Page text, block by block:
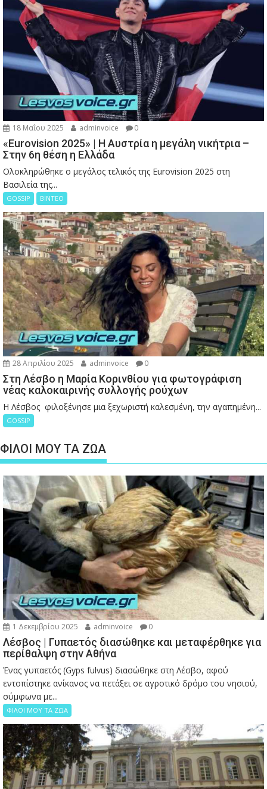
18 Μαΐου 2025 adminvoice 0
«Eurovision 2025» | Η Αυστρία η μεγάλη νικήτρια –
Στην 6η θέση η Ελλάδα
Ολοκληρώθηκε ο μεγάλος τελικός της Eurovision 2025 στη
Βασιλεία της...
GOSSIP ΒΙΝΤΕΟ
28 Απριλίου 2025 adminvoice 0
Στη Λέσβο η Μαρία Κορινθίου για φωτογράφιση
νέας καλοκαιρινής συλλογής ρούχων
Η Λέσβος φιλοξένησε μια ξεχωριστή καλεσμένη, την αγαπημένη...
GOSSIP
ΦΙΛΟΙ ΜΟΥ ΤΑ ΖΩΑ
1 Δεκεμβρίου 2025 adminvoice 0
Λέσβος | Γυπαετός διασώθηκε και μεταφέρθηκε για
περίθαλψη στην Αθήνα
Ένας γυπαετός (Gyps fulvus) διασώθηκε στη Λέσβο, αφού
εντοπίστηκε ανίκανος να πετάξει σε αγροτικό δρόμο του νησιού,
σύμφωνα με...
ΦΙΛΟΙ ΜΟΥ ΤΑ ΖΩΑ